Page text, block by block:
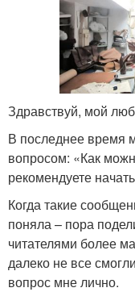
Здравствуй, мой
В последнее время
вопросом: «Как
рекомендуете
Когда такие
поняла – пора
читателями более
далеко не все
вопрос мне лично.